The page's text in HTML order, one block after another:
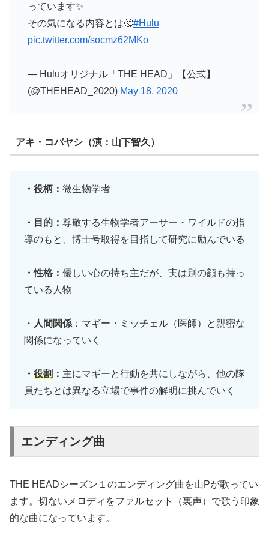
っています✨
その気になる内容とは🤔#Hulu
pic.twitter.com/socmz62MKo
— Huluオリジナル「THE HEAD」【公式】
(@THEHEAD_2020) May 18, 2020
アキ・コバヤシ（演：山下智久）
・役柄： 微生物学者
・目的： 尊敬する生物学者アーサー・ワイルドの指
導のもと、博士号取得を目指して研究に励んでいる
・性格： 優しい心の持ち主だが、実は別の顔も持っ
ている人物
・ 人間関係 ：マギー・ミッチェル（医師）と親密な
関係になっていく
・ 役割 ： 主にマギーと行動を共にしながら、他の隊
員たちとは異なる立場で事件の解明に挑んでいく
エンディング曲
THE HEADシーズン１のエンディング曲を山Pが歌ってい
ます。切ないメロディをファルセット（裏声）で歌う印象
的な曲になっています。